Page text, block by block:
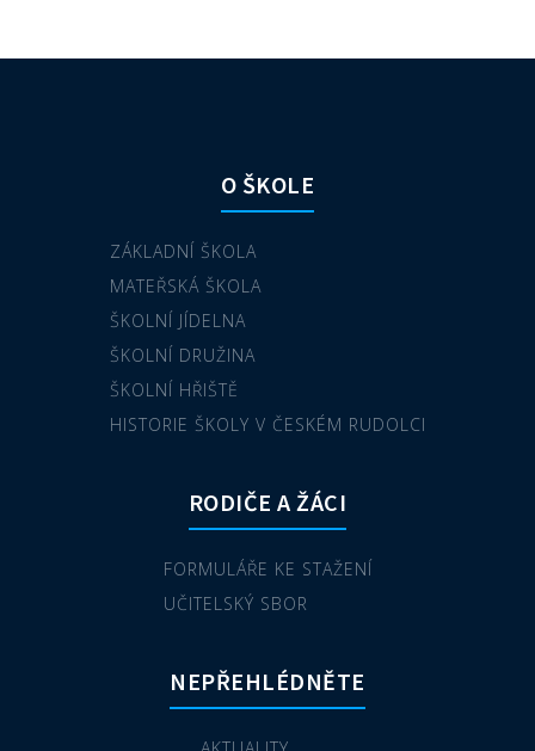
O ŠKOLE
ZÁKLADNÍ ŠKOLA
MATEŘSKÁ ŠKOLA
ŠKOLNÍ JÍDELNA
ŠKOLNÍ DRUŽINA
ŠKOLNÍ HŘIŠTĚ
HISTORIE ŠKOLY V ČESKÉM RUDOLCI
RODIČE A ŽÁCI
FORMULÁŘE KE STAŽENÍ
UČITELSKÝ SBOR
NEPŘEHLÉDNĚTE